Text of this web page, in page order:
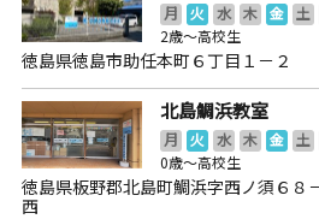
月 火 水 木 金 土
2歳～高校生
徳島県徳島市助任本町６丁目１－２
北島鯛浜教室
月 火 水 木 金 土
0歳～高校生
徳島県板野郡北島町鯛浜字西ノ須６
西